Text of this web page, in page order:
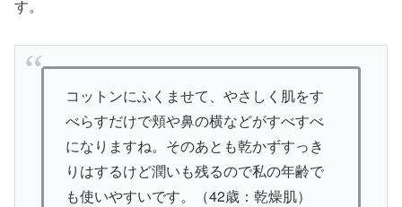
す。
コットンにふくませて、やさしく肌をす
べらすだけで頬や鼻の横などがすべすべ
になりますね。そのあとも乾かずすっき
りはするけど潤いも残るので私の年齢で
も使いやすいです。（42歳：乾燥肌）